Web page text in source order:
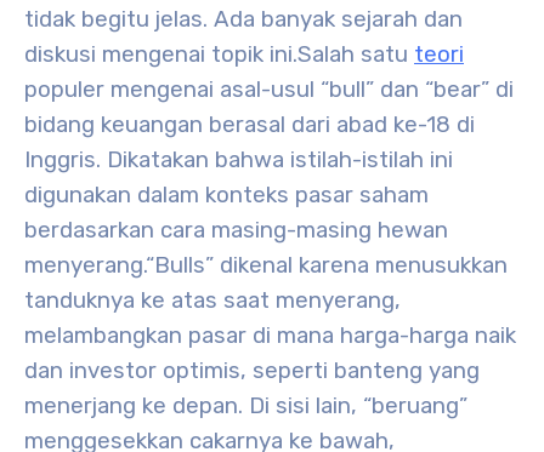
tidak begitu jelas. Ada banyak sejarah dan
diskusi mengenai topik ini.Salah satu teori
populer mengenai asal-usul “bull” dan “bear” di
bidang keuangan berasal dari abad ke-18 di
Inggris. Dikatakan bahwa istilah-istilah ini
digunakan dalam konteks pasar saham
berdasarkan cara masing-masing hewan
menyerang.“Bulls” dikenal karena menusukkan
tanduknya ke atas saat menyerang,
melambangkan pasar di mana harga-harga naik
dan investor optimis, seperti banteng yang
menerjang ke depan. Di sisi lain, “beruang”
menggesekkan cakarnya ke bawah,